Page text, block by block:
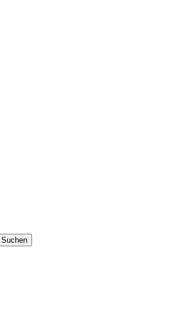
Suchen